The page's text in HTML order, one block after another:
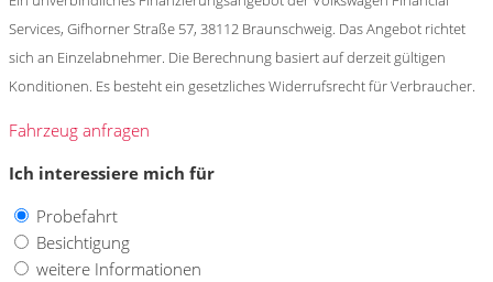
Services, Gifhorner Straße 57, 38112 Braunschweig. Das Angebot richtet
sich an Einzelabnehmer. Die Berechnung basiert auf derzeit gültigen
Konditionen. Es besteht ein gesetzliches Widerrufsrecht für Verbraucher.
Fahrzeug anfragen
Ich interessiere mich für
Probefahrt
Besichtigung
weitere Informationen